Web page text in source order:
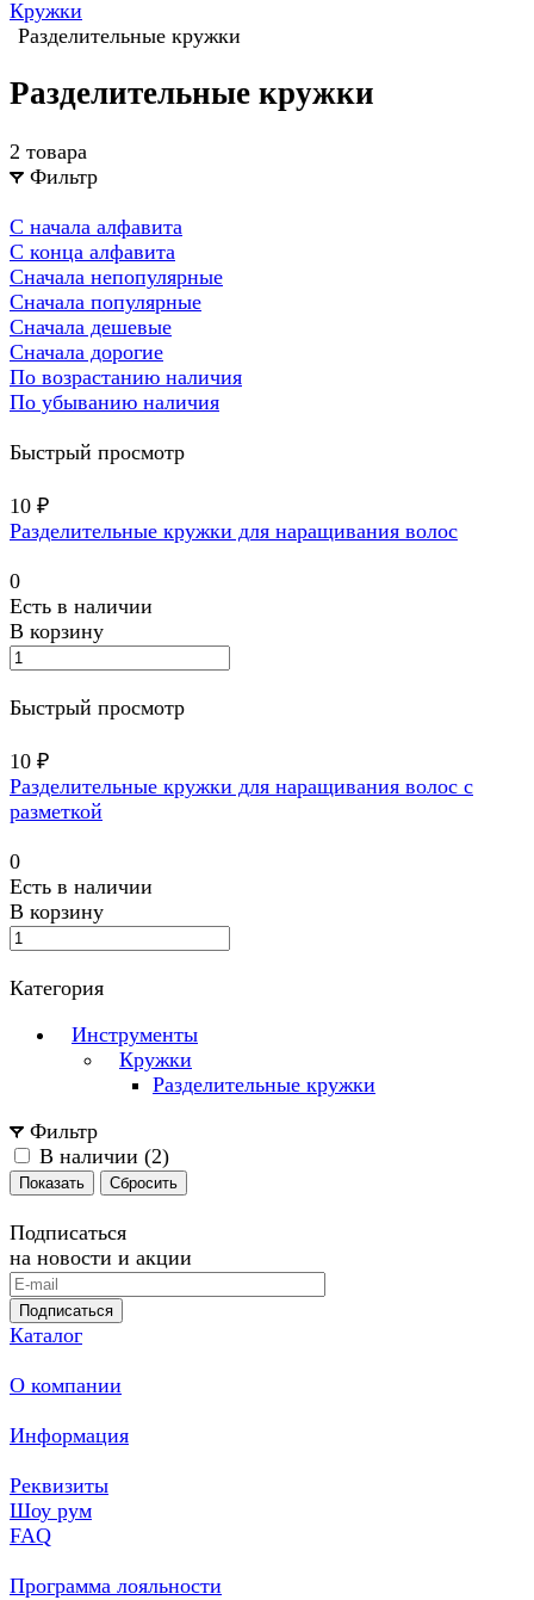
Кружки
Разделительные кружки
Разделительные кружки
2 товара
Фильтр
С начала алфавита
С конца алфавита
Сначала непопулярные
Сначала популярные
Сначала дешевые
Сначала дорогие
По возрастанию наличия
По убыванию наличия
Быстрый просмотр
10 ₽
Разделительные кружки для наращивания волос
0
Есть в наличии
В корзину
Быстрый просмотр
10 ₽
Разделительные кружки для наращивания волос с
разметкой
0
Есть в наличии
В корзину
Категория
Инструменты
Кружки
Разделительные кружки
Фильтр
В наличии (2)
Сбросить
Подписаться
на новости и акции
Подписаться
Каталог
О компании
Информация
Реквизиты
Шоу рум
FAQ
Программа лояльности